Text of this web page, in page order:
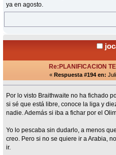
ya en agosto.
Re:PLANIFICACION
« Respuesta #194 en:
Por lo visto Braithwaite no ha fichado
si sé que está libre, conoce la liga y
nadie. Además si iba a fichar por el
Yo lo pescaba sin dudarlo, a menos
creo. Pero si no se quiere ir a Arabia,
ir.